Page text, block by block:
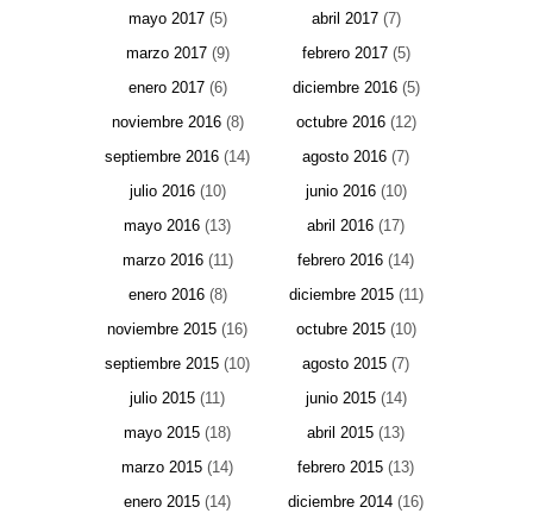
mayo 2017(5) abril 2017(7)
marzo 2017(9) febrero 2017(5)
enero 2017(6) diciembre 2016(5)
noviembre 2016(8) octubre 2016(12)
septiembre 2016 (14) agosto 2016 (7)
julio 2016(10) junio 2016(10)
mayo 2016 (13) abril 2016 (17)
marzo 2016(11) febrero 2016 (14)
enero 2016(8) diciembre 2015(11)
noviembre 2015 (16) octubre 2015(10)
septiembre 2015 (10) agosto 2015 (7)
julio 2015 (11) junio 2015(14)
mayo 2015 (18) abril 2015 (13)
marzo 2015 (14) febrero 2015 (13)
enero 2015 (14) diciembre 2014 (16)